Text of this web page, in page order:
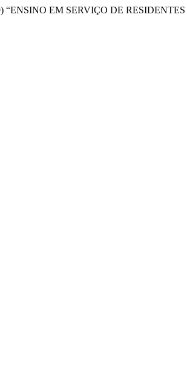
“ENSINO EM SERVIÇO DE